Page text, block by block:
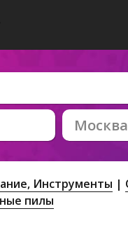
Москва
Инструменты
пилы